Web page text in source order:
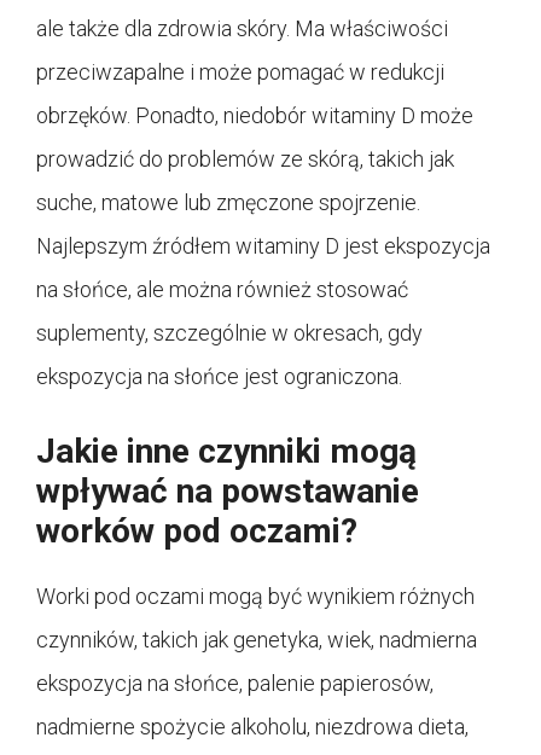
ale także dla zdrowia skóry. Ma właściwości
przeciwzapalne i może pomagać w redukcji
obrzęków. Ponadto, niedobór witaminy D może
prowadzić do problemów ze skórą, takich jak
suche, matowe lub zmęczone spojrzenie.
Najlepszym źródłem witaminy D jest ekspozycja
na słońce, ale można również stosować
suplementy, szczególnie w okresach, gdy
ekspozycja na słońce jest ograniczona.
Jakie inne czynniki mogą
wpływać na powstawanie
worków pod oczami?
Worki pod oczami mogą być wynikiem różnych
czynników, takich jak genetyka, wiek, nadmierna
ekspozycja na słońce, palenie papierosów,
nadmierne spożycie alkoholu, niezdrowa dieta,